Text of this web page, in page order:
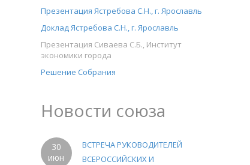
Презентация Ястребова С.Н., г. Ярославль
Доклад Ястребова С.Н., г. Ярославль
Презентация Сиваева С.Б., Институт
экономики города
Решение Собрания
Новости союза
30
июн
ВСТРЕЧА РУКОВОДИТЕЛЕЙ
ВСЕРОССИЙСКИХ И